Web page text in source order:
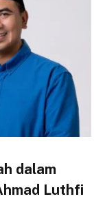
dalam
Luthfi